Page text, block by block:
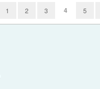
1 2 3 4 5